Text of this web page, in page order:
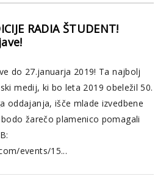
RADIA ŠTUDENT!
do 27.januarja 2019! Ta najbolj
medij, ki bo leta 2019 obeležil 50.
oddajanja, išče mlade izvedbene
žarečo plamenico pomagali
events/15...